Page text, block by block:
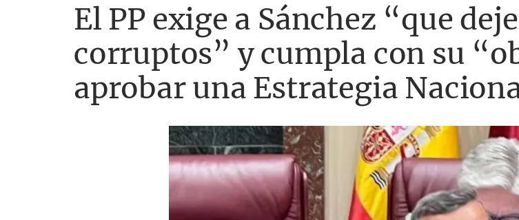
El PP exige a Sánchez “que
corruptos” y cumpla con su
aprobar una Estrategia